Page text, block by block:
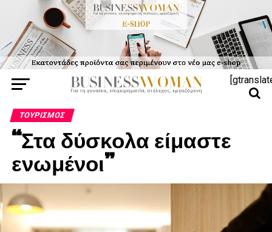
ΤΟΥΡΙΣΜΌΣ
“Στα δύσκολα είμαστε
ενωμένοι”